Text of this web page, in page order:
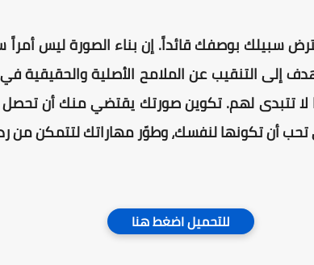
سبيلك بوصفك قائداً. إن بناء الصورة ليس أمراً
إلى التنقيب عن الملامح الأصلية والحقيقية
لا تتبدى لهم. تكوين صورتك يقتضي منك أن
تحب أن تكونها لنفسك، وطوّر مهاراتك لتتمكن من
للتحميل اضغط هنا